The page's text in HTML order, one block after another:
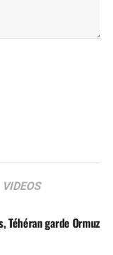
VIDEOS
Téhéran garde Ormuz